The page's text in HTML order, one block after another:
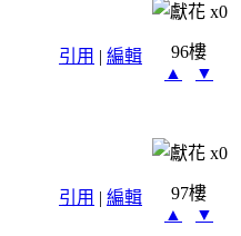
x0
引用 | 編輯
96樓
▲
▼
x0
引用 | 編輯
97樓
▲
▼